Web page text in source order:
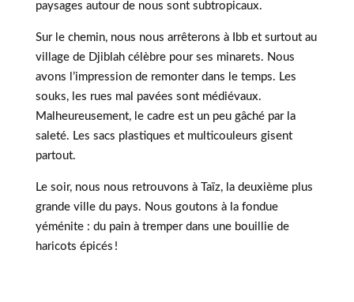
paysages autour de nous sont subtropicaux.
Sur le chemin, nous nous arrêterons à Ibb et surtout au
village de Djiblah célèbre pour ses minarets. Nous
avons l’impression de remonter dans le temps. Les
souks, les rues mal pavées sont médiévaux.
Malheureusement, le cadre est un peu gâché par la
saleté. Les sacs plastiques et multicouleurs gisent
partout.
Le soir, nous nous retrouvons à Taïz, la deuxième plus
grande ville du pays. Nous goutons à la fondue
yéménite : du pain à tremper dans une bouillie de
haricots épicés !